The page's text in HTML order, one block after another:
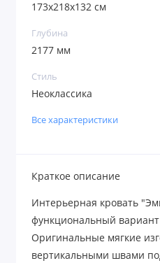
173х218х132 см
Глубина
2177 мм
Стиль
Неоклассика
Все характеристики
Краткое описание
Интерьерная кровать
функциональный вариант
Оригинальные мягкие
вертикальными швами